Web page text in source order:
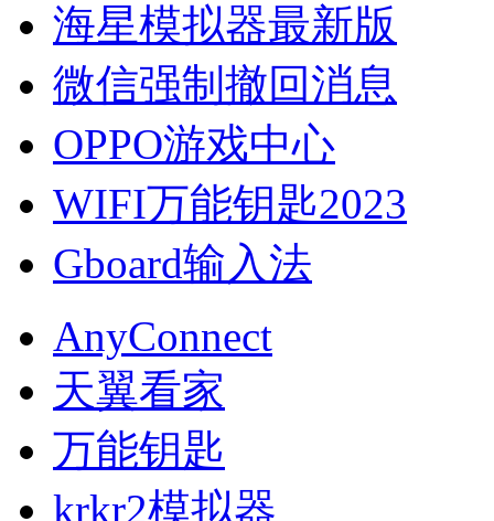
海星模拟器最新版
微信强制撤回消息
OPPO游戏中心
WIFI万能钥匙2023
Gboard输入法
AnyConnect
天翼看家
万能钥匙
krkr2模拟器